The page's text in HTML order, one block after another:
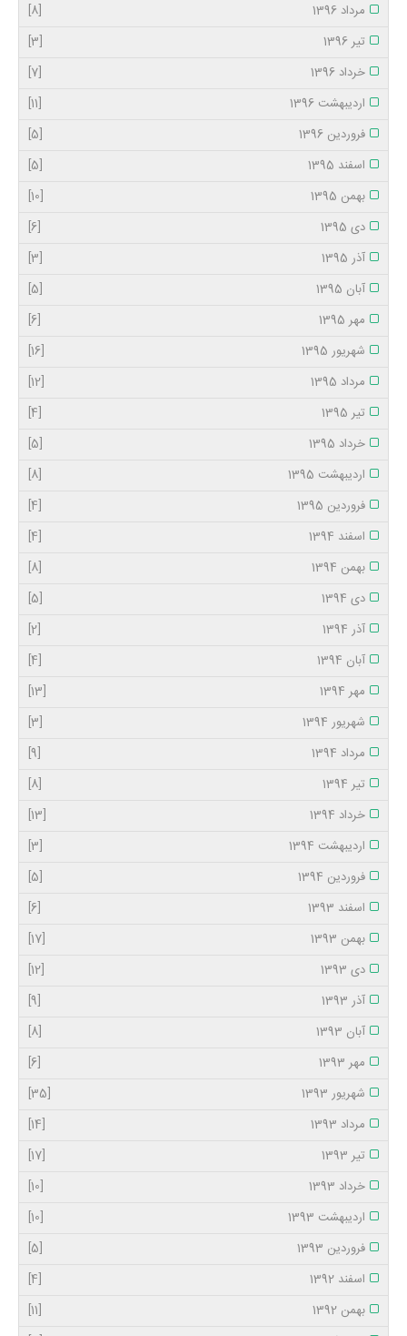
مرداد 1396
[8]
تیر 1396
[3]
خرداد 1396
[7]
اردیبهشت 1396
[11]
فروردین 1396
[5]
اسفند 1395
[5]
بهمن 1395
[10]
دی 1395
[6]
آذر 1395
[3]
آبان 1395
[5]
مهر 1395
[6]
شهریور 1395
[16]
مرداد 1395
[12]
تیر 1395
[4]
خرداد 1395
[5]
اردیبهشت 1395
[8]
فروردین 1395
[4]
اسفند 1394
[4]
بهمن 1394
[8]
دی 1394
[5]
آذر 1394
[2]
آبان 1394
[4]
مهر 1394
[13]
شهریور 1394
[3]
مرداد 1394
[9]
تیر 1394
[8]
خرداد 1394
[13]
اردیبهشت 1394
[3]
فروردین 1394
[5]
اسفند 1393
[6]
بهمن 1393
[17]
دی 1393
[12]
آذر 1393
[9]
آبان 1393
[8]
مهر 1393
[6]
شهریور 1393
[35]
مرداد 1393
[14]
تیر 1393
[17]
خرداد 1393
[10]
اردیبهشت 1393
[10]
فروردین 1393
[5]
اسفند 1392
[4]
بهمن 1392
[11]